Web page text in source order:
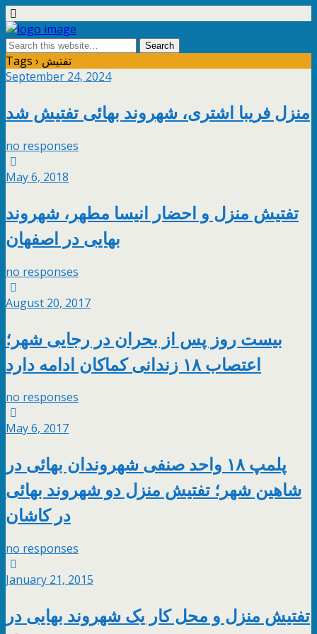
Tags › تفتیش
September 24, 2024
منزل فریبا اشتری، شهروند بهائی تفتیش شد
no responses
May 6, 2018
تفتیش منزل و احضار انیسا مطهر، شهروند
بهایی در اصفهان
no responses
August 20, 2017
بیست روز پس از بحران در رجایی شهر؛
اعتصاب ۱۸ زندانی کماکان ادامه دارد
no responses
May 6, 2017
پلمپ ۱۸ واحد صنفی شهروندان بهائی در
شاهین شهر؛ تفتیش منزل دو شهروند بهائی
در کاشان
no responses
January 21, 2015
تفتیش منزل و محل کار یک شهروند بهایی در